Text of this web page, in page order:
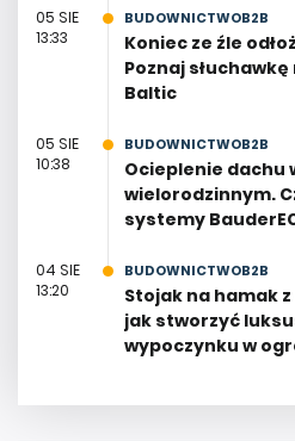
05 SIE
13:33
BUDOWNICTWOB2B
Koniec ze źle
Poznaj
Baltic
05 SIE
10:38
BUDOWNICTWOB2B
Ocieplenie dachu
wielorodzinnym.
systemy
04 SIE
13:20
BUDOWNICTWOB2B
Stojak na hamak
jak stworzyć
wypoczynku w